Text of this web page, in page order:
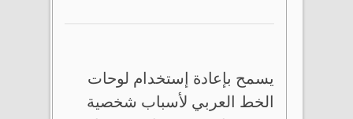
يسمح بإعادة إستخدام لوحات
الخط العربي لأسباب شخصية